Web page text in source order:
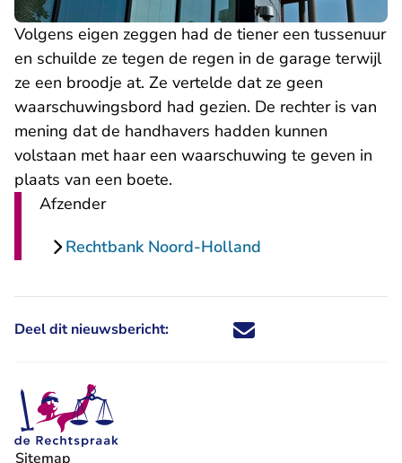
Volgens eigen zeggen had de tiener een tussenuur
en schuilde ze tegen de regen in de garage terwijl
ze een broodje at. Ze vertelde dat ze geen
waarschuwingsbord had gezien. De rechter is van
mening dat de handhavers hadden kunnen
volstaan met haar een waarschuwing te geven in
plaats van een boete.
Afzender
Rechtbank Noord-Holland
Deel dit nieuwsbericht: Deel dit nieuwsbericht via X -
Deel dit nieuwsbericht via
Deel dit nieuwsbericht
Deel dit
Sitemap